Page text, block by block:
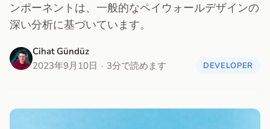
ンポーネントは、一般的なペイウォールデザインの
深い分析に基づいています。
Cihat Gündüz
2023年9月10日
3分で読めます DEVELOPER